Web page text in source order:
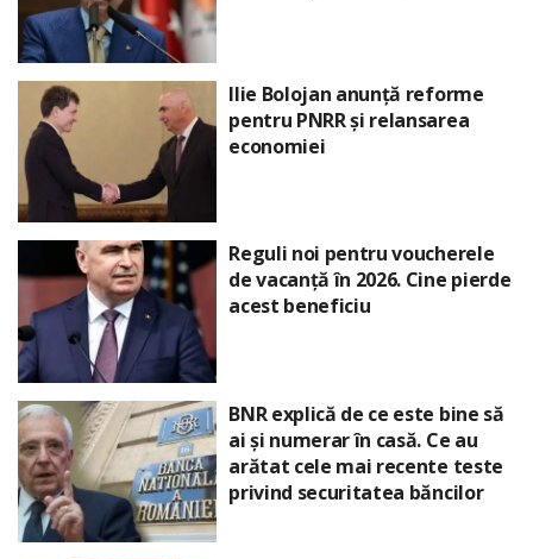
Ilie Bolojan anunță reforme
pentru PNRR și relansarea
economiei
Reguli noi pentru voucherele
de vacanță în 2026. Cine pierde
acest beneficiu
BNR explică de ce este bine să
ai și numerar în casă. Ce au
arătat cele mai recente teste
privind securitatea băncilor